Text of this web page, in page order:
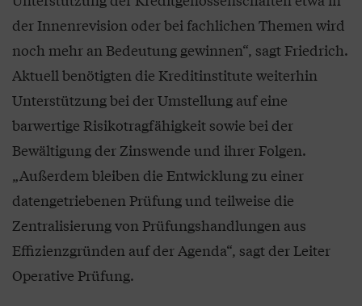
der Innenrevision oder bei fachlichen Themen wird
noch mehr an Bedeutung gewinnen“, sagt Friedrich.
Aktuell benötigten die Kreditinstitute weiterhin
Unterstützung bei der Umstellung auf eine
barwertige Risikotragfähigkeit sowie bei der
Bewältigung der Zinswende und ihrer Folgen.
„Außerdem bleiben die Entwicklung zu einer
datengetriebenen Prüfung und teilweise die
Zentralisierung von Prüfungshandlungen aus
Effizienzgründen auf der Agenda“, sagt der Leiter
Operative Prüfung.